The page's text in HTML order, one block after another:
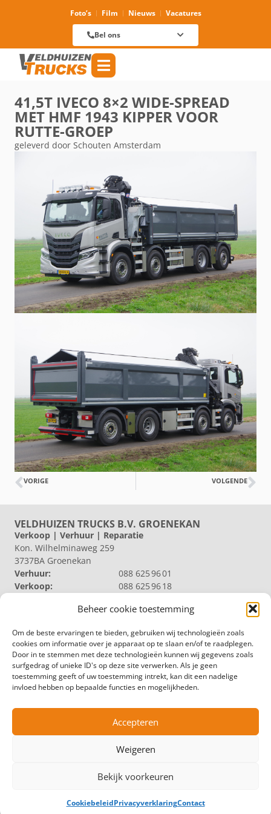
Beheer cookie toestemming
Om de beste ervaringen te bieden, gebruiken wij technologieën zoals
cookies om informatie over je apparaat op te slaan en/of te raadplegen.
Door in te stemmen met deze technologieën kunnen wij gegevens zoals
surfgedrag of unieke ID's op deze site verwerken. Als je geen
toestemming geeft of uw toestemming intrekt, kan dit een nadelige
invloed hebben op bepaalde functies en mogelijkheden.
Accepteren
Weigeren
Bekijk voorkeuren
CookiebeleidPrivacyverklaringContact
Foto’s Film Nieuws Vacatures
Bel ons
41,5T IVECO 8×2 WIDE-SPREAD
MET HMF 1943 KIPPER VOOR
RUTTE-GROEP
geleverd door Schouten Amsterdam
VOLGENDE
VORIGE
VELDHUIZEN TRUCKS B.V. GROENEKAN
Verkoop | Verhuur | Reparatie
Kon. Wilhelminaweg 259
3737BA Groenekan
Verhuur:
088 625 96 01
Verkoop:
088 625 96 18
088 625 96 00
Productie | Magazijn
Nieuw Loosdrechtsedijk 40
1231 KZ Loosdrecht
Magazijn:
088 625 96 60
Algemeen:
088 625 96 00
VELDHUIZEN TRUCKS B.V. ZWOLLE
Productie
8028 PL Zwolle
088 625 96 00
© Copyright – Veldhuizen Trucks
Privacyverklaring
Cookiebeleid